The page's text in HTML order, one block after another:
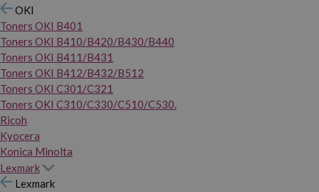
OKI
Toners OKI B401
Toners OKI B410/B420/B430/B440
Toners OKI B411/B431
Toners OKI B412/B432/B512
Toners OKI C301/C321
Toners OKI C310/C330/C510/C530.
Ricoh
Kyocera
Konica Minolta
Lexmark
Lexmark